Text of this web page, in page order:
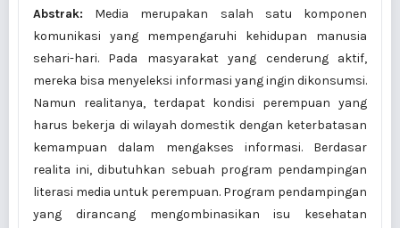
Abstrak: Media merupakan salah satu komponen
komunikasi yang mempengaruhi kehidupan manusia
sehari-hari. Pada masyarakat yang cenderung aktif,
mereka bisa menyeleksi informasi yang ingin dikonsumsi.
Namun realitanya, terdapat kondisi perempuan yang
harus bekerja di wilayah domestik dengan keterbatasan
kemampuan dalam mengakses informasi. Berdasar
realita ini, dibutuhkan sebuah program pendampingan
literasi media untuk perempuan. Program pendampingan
yang dirancang mengombinasikan isu kesehatan